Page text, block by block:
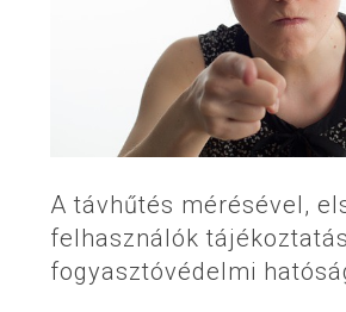
A távhűtés mérésével,
felhasználók
fogyasztóvédelmi